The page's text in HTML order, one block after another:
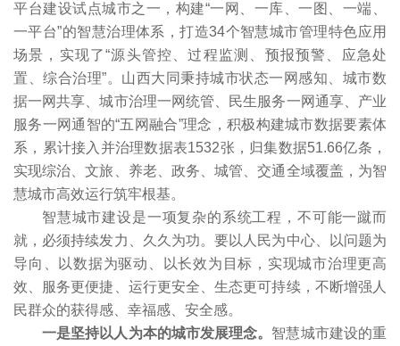
平台建设试点城市之一，构建“一网、一库、一图、一端、
一平台”的智慧治理体系，打造34个智慧城市管理特色应用
场景，实现了“源头管控、过程监测、预报预警、应急处
置、综合治理”。山西大同秉持城市状态一网感知、城市数
据一网共享、城市治理一网统管、民生服务一网通享、产业
服务一网通智的“五网融合”理念，积极构建城市数据要素体
系，累计接入并治理数据表1532张，归集数据51.66亿条，
实现综治、文旅、养老、政务、城管、交通全域覆盖，为智
慧城市高效运行筑牢根基。
智慧城市建设是一项复杂的系统工程，不可能一蹴而
就，必须持续发力、久久为功。要以人民为中心、以问题为
导向、以数据为驱动、以长效为目标，实现城市治理更高
效、服务更便捷、运行更安全、生态更可持续，不断增强人
民群众的获得感、幸福感、安全感。
一是坚持以人为本的城市发展理念。 智慧城市建设的重